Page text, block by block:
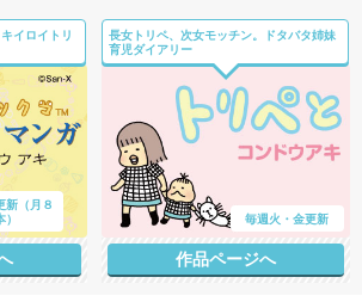
イロイトリ
新（月８
）
長女トリペ、次女モッチン。ドタバタ姉妹
育児ダイアリー
毎週火・金更新
作品ページへ